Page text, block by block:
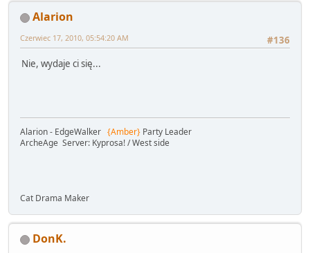
Alarion
#136
Czerwiec 17, 2010, 05:54:20 AM
Nie, wydaje ci się...
Alarion - EdgeWalker {Amber} Party Leader
ArcheAge Server: Kyprosa! / West side
Cat Drama Maker
DonK.